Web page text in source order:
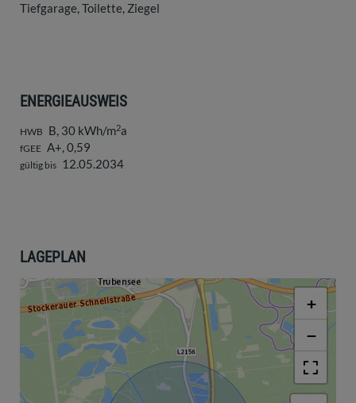
Tiefgarage Toilette Ziegel
ENERGIEAUSWEIS
HWB B, 30 kWh/m2a
fGEE A+, 0,59
gültig bis 12.05.2034
LAGEPLAN
+
−